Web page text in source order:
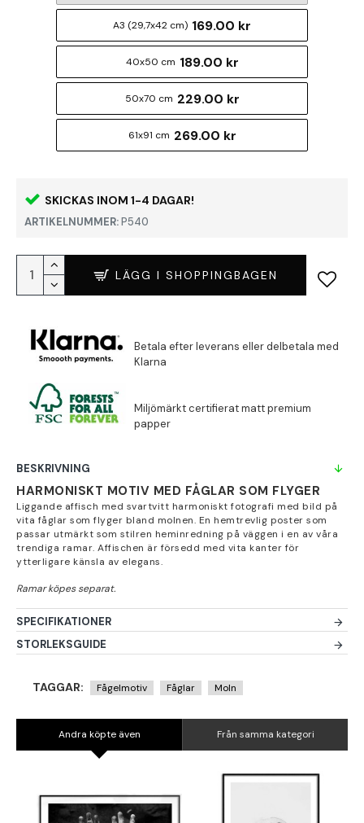
SKICKAS INOM 1-4 DAGAR!
ARTIKELNUMMER:P540
A3 (29,7x42 cm) 169.00 kr
40x50 cm 189.00 kr
50x70 cm 229.00 kr
61x91 cm 269.00 kr
LÄGG I SHOPPINGBAGEN
BESKRIVNING
HARMONISKT MOTIV MED FÅGLAR SOM FLYGER
Liggande affisch med svartvitt harmoniskt fotografi med bild på
vita fåglar som flyger bland molnen. En hemtrevlig poster som
passar utmärkt som stilren heminredning på väggen i en av våra
trendiga ramar. Affischen är försedd med vita kanter för
ytterligare känsla av elegans.
SPECIFIKATIONER
STORLEKSGUIDE
TAGGAR: Fågelmotiv Fåglar Moln
Andra köpte även Från samma kategori